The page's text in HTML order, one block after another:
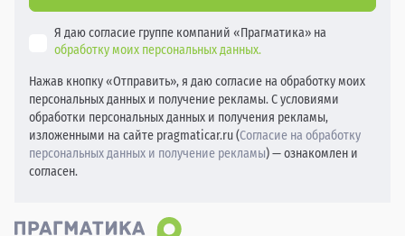
Я даю согласие группе компаний «Прагматика» на
обработку моих персональных данных.
Нажав кнопку «Отправить», я даю согласие на обработку моих
персональных данных и получение рекламы. С условиями
обработки персональных данных и получения рекламы,
изложенными на сайте pragmaticar.ru (Согласие на обработку
персональных данных и получение рекламы) — ознакомлен и
согласен.